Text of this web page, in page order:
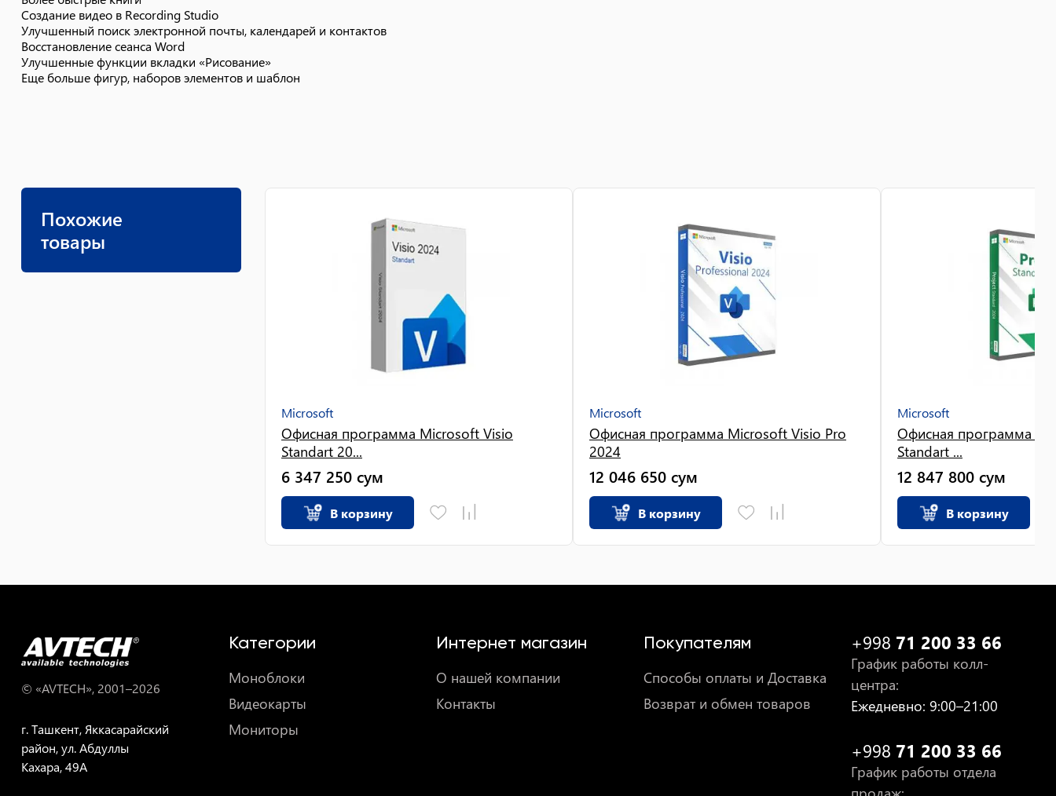
Создание видео в Recording Studio
Улучшенный поиск электронной почты, календарей и контактов
Восстановление сеанса Word
Улучшенные функции вкладки «Рисование»
Еще больше фигур, наборов элементов и шаблон
Похожие
товары
Microsoft
Офисная программа Microsoft Visio
Standart 20...
6 347 250 сум
В корзину
Microsoft
Офисная программа Microsoft Visio Pro
2024
12 046 650 сум
В корзину
Microsoft
Офисная программа
Standart ...
12 847 800 сум
В корзину
© «AVTECH», 2001–2026
г. Ташкент, Яккасарайский
район, ул. Абдуллы
Кахара, 49A
Категории
Моноблоки
Видеокарты
Мониторы
Интернет магазин
О нашей компании
Контакты
Покупателям
Способы оплаты и Доставка
Возврат и обмен товаров
+998 71 200 33 66
График работы колл-
центра:
Ежедневно: 9:00–21:00
+998 71 200 33 66
График работы отдела